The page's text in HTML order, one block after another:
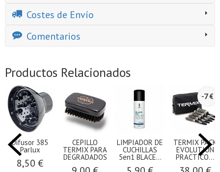
Costes de Envío
Comentarios
Productos Relacionados
Difusor 385
Parlux
8,50 €
CEPILLO
TERMIX PARA
DEGRADADOS
LIMPIADOR DE
CUCHILLAS
5en1 BLACE...
-7 €
TERMIX PACK
EVOLUTION
PRACTICO...